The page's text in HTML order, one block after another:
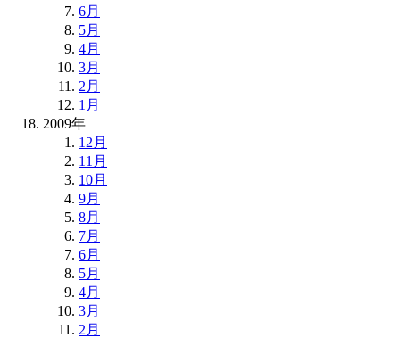
6月
5月
4月
3月
2月
1月
2009年
12月
11月
10月
9月
8月
7月
6月
5月
4月
3月
2月